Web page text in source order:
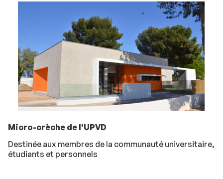
Micro-crèche de l'UPVD
Destinée aux membres de la communauté universitaire,
étudiants et personnels